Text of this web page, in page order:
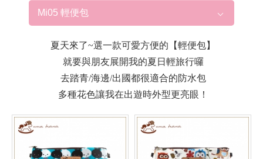
Mi05 輕便包
夏天來了~選一款可愛方便的【輕便包】
就要與朋友展開我的夏日輕旅行囉
去踏青/海邊/出國都很適合的防水包
多種花色讓我在出遊時外型更亮眼！